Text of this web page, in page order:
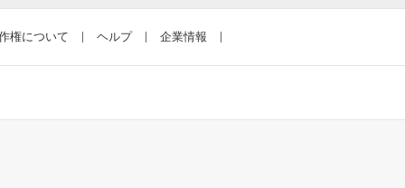
権について ヘルプ 企業情報